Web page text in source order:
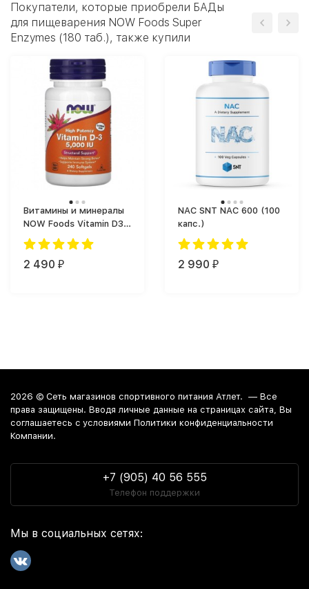
Покупатели, которые приобрели БАДы
для пищеварения NOW Foods Super
Enzymes (180 таб.), также купили
Витамины и минералы
NOW Foods Vitamin D3
5000 IU (125 mcg) (240
капс.)
2 490 ₽
NAC SNT NAC 600 (100
капс.)
2 990 ₽
2026 © Сеть магазинов спортивного питания Атлет. — Все
права защищены. Вводя личные данные на страницах сайта, Вы
соглашаетесь c условиями Политики конфиденциальности
Компании.
+7 (905) 40 56 555
Телефон поддержки
Мы в социальных сетях: